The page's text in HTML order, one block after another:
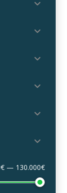
— 130.000€